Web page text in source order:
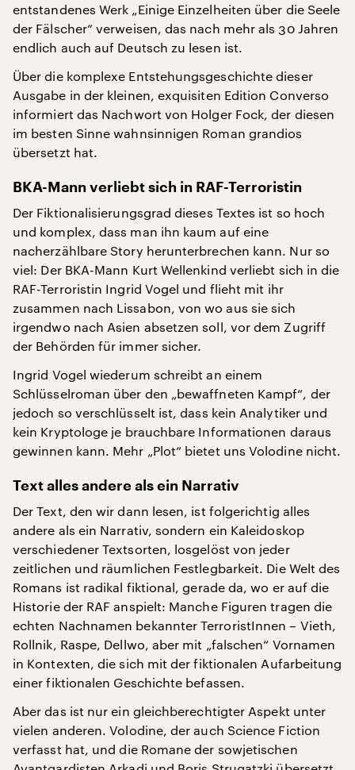
entstandenes Werk „Einige Einzelheiten über die Seele
der Fälscher“ verweisen, das nach mehr als 30 Jahren
endlich auch auf Deutsch zu lesen ist.
Über die komplexe Entstehungsgeschichte dieser
Ausgabe in der kleinen, exquisiten Edition Converso
informiert das Nachwort von Holger Fock, der diesen
im besten Sinne wahnsinnigen Roman grandios
übersetzt hat.
BKA-Mann verliebt sich in RAF-Terroristin
Der Fiktionalisierungsgrad dieses Textes ist so hoch
und komplex, dass man ihn kaum auf eine
nacherzählbare Story herunterbrechen kann. Nur so
viel: Der BKA-Mann Kurt Wellenkind verliebt sich in die
RAF-Terroristin Ingrid Vogel und flieht mit ihr
zusammen nach Lissabon, von wo aus sie sich
irgendwo nach Asien absetzen soll, vor dem Zugriff
der Behörden für immer sicher.
Ingrid Vogel wiederum schreibt an einem
Schlüsselroman über den „bewaffneten Kampf“, der
jedoch so verschlüsselt ist, dass kein Analytiker und
kein Kryptologe je brauchbare Informationen daraus
gewinnen kann. Mehr „Plot“ bietet uns Volodine nicht.
Text alles andere als ein Narrativ
Der Text, den wir dann lesen, ist folgerichtig alles
andere als ein Narrativ, sondern ein Kaleidoskop
verschiedener Textsorten, losgelöst von jeder
zeitlichen und räumlichen Festlegbarkeit. Die Welt des
Romans ist radikal fiktional, gerade da, wo er auf die
Historie der RAF anspielt: Manche Figuren tragen die
echten Nachnamen bekannter TerroristInnen – Vieth,
Rollnik, Raspe, Dellwo, aber mit „falschen“ Vornamen
in Kontexten, die sich mit der fiktionalen Aufarbeitung
einer fiktionalen Geschichte befassen.
Aber das ist nur ein gleichberechtigter Aspekt unter
vielen anderen. Volodine, der auch Science Fiction
verfasst hat, und die Romane der sowjetischen